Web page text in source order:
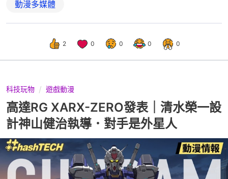
動漫多媒體
2 0 0 0 0
科技玩物 遊戲動漫
高達RG XARX-ZERO發表｜清水榮一設
計神山健治執導．對手是外星人